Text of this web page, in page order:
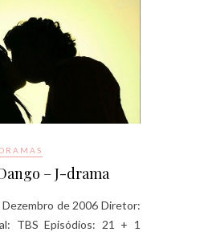
DRAMAS
– J-drama
de 2006 Diretor:
TBS Episódios: 21 + 1